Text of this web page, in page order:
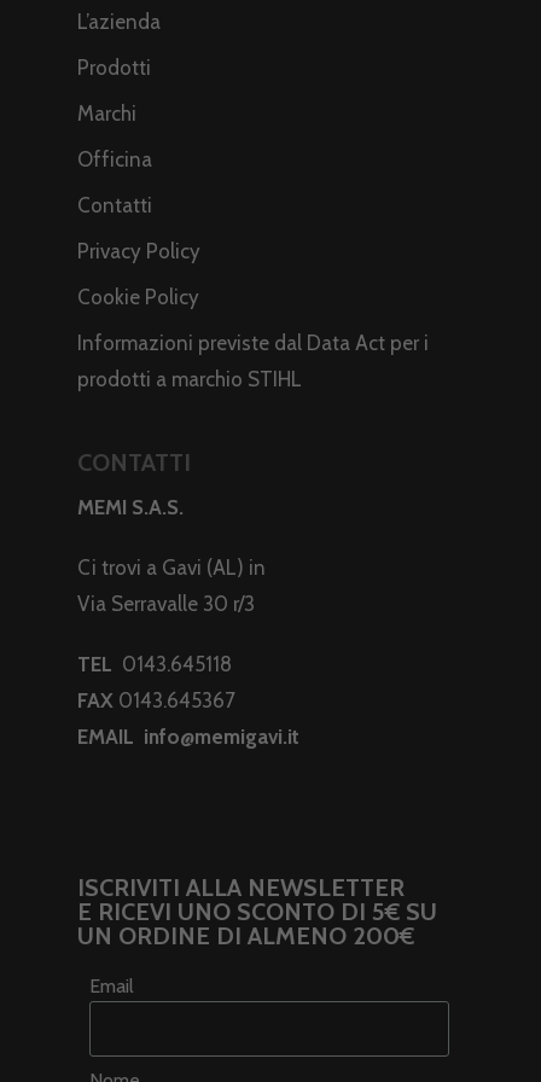
L’azienda
Prodotti
Marchi
Officina
Contatti
Privacy Policy
Cookie Policy
Informazioni previste dal Data Act per i
prodotti a marchio STIHL
CONTATTI
MEMI S.A.S.
Ci trovi a Gavi (AL) in
Via Serravalle 30 r/3
TEL 0143.645118
FAX 0143.645367
EMAIL info@memigavi.it
ISCRIVITI ALLA NEWSLETTER
E RICEVI UNO SCONTO DI 5€ SU
UN ORDINE DI ALMENO 200€
Email